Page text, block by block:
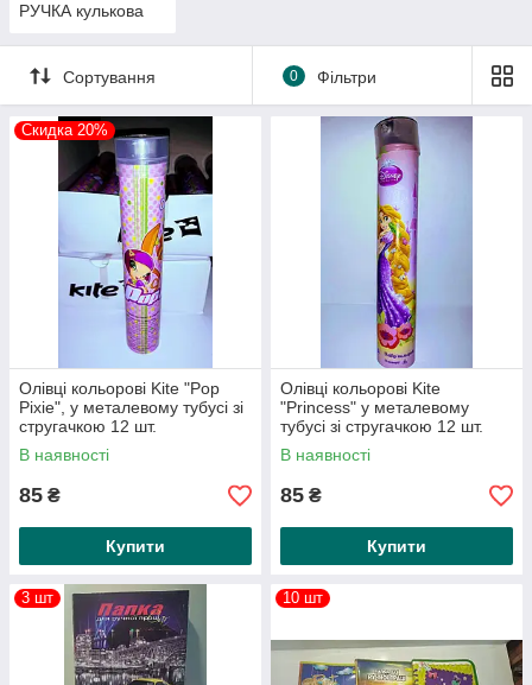
РУЧКА кулькова
Сортування 0 Фільтри
Скидка 20%
Олівці кольорові Kite "Pop
Pixie", у металевому тубусі зі
стругачкою 12 шт.
В наявності
85 ₴
Купити
Олівці кольорові Kite
"Princess" у металевому
тубусі зі стругачкою 12 шт.
В наявності
85 ₴
Купити
3 шт 10 шт